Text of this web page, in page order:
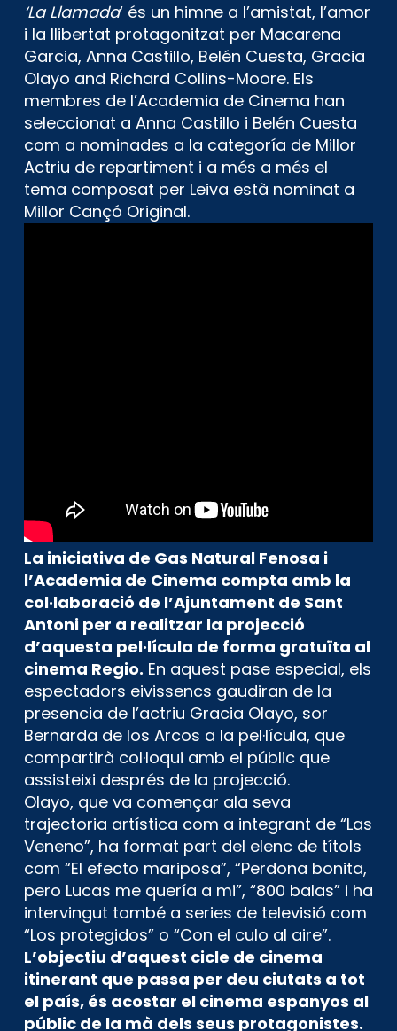
‘La Llamada‘ és un himne a l’amistat, l’amor
i la llibertat protagonitzat per Macarena
Garcia, Anna Castillo, Belén Cuesta, Gracia
Olayo and Richard Collins-Moore. Els
membres de l’Academia de Cinema han
seleccionat a Anna Castillo i Belén Cuesta
com a nominades a la categoría de Millor
Actriu de repartiment i a més a més el
tema composat per Leiva està nominat a
Millor Cançó Original.
La iniciativa de Gas Natural Fenosa i
l’Academia de Cinema compta amb la
col·laboració de l’Ajuntament de Sant
Antoni per a realitzar la projecció
d’aquesta pel·lícula de forma gratuïta al
cinema Regio. En aquest pase especial, els
espectadors eivissencs gaudiran de la
presencia de l’actriu Gracia Olayo, sor
Bernarda de los Arcos a la pel·lícula, que
compartirà col·loqui amb el públic que
assisteixi després de la projecció.
Olayo, que va començar ala seva
trajectoria artística com a integrant de “Las
Veneno”, ha format part del elenc de títols
com “El efecto mariposa”, “Perdona bonita,
pero Lucas me quería a mi”, “800 balas” i ha
intervingut també a series de televisió com
“Los protegidos” o “Con el culo al aire”.
L’objectiu d’aquest cicle de cinema
itinerant que passa per deu ciutats a tot
el país, és acostar el cinema espanyos al
públic de la mà dels seus protagonistes.